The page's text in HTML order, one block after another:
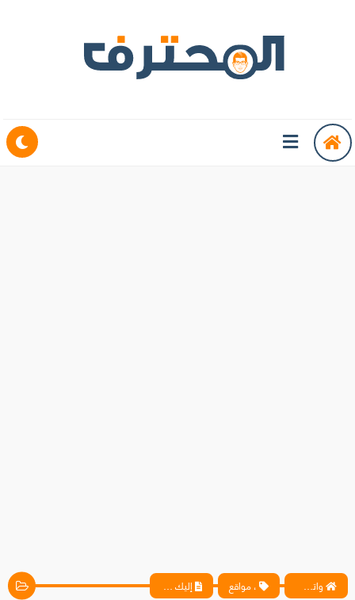
واتس آب ، فيسبوك ، أنترنت ، شروحات تقنية حصرية - المحترف ، مواقع إليك هذه المواقع الغير المعروفة للحصول على وظائف للعمل عن بعد كمستقل